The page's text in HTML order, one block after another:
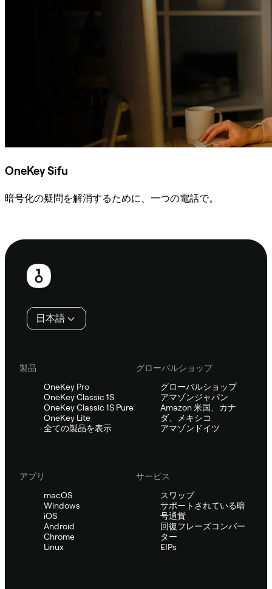
OneKey Sifu
暗号化の疑問を解消するために、一つの電話で。
フ
日本語
製品
OneKey Pro
OneKey Classic 1S
OneKey Classic 1S Pure
OneKey Lite
全ての製品を表示
グローバルショップ
グローバルショップ
アマゾンジャパン
Amazon 米国、カナ
ダ、メキシコ
アマゾンドイツ
アプリ
macOS
Windows
iOS
Android
Chrome
Linux
サービス
スワップ
サポートされている暗
号通貨
回復フレーズコンバー
ター
EIPs